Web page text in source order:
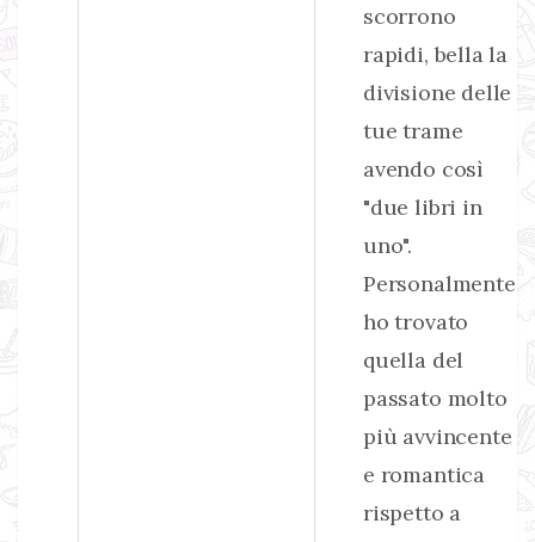
scorrono
rapidi, bella la
divisione delle
tue trame
avendo così
"due libri in
uno".
Personalmente
ho trovato
quella del
passato molto
più avvincente
e romantica
rispetto a